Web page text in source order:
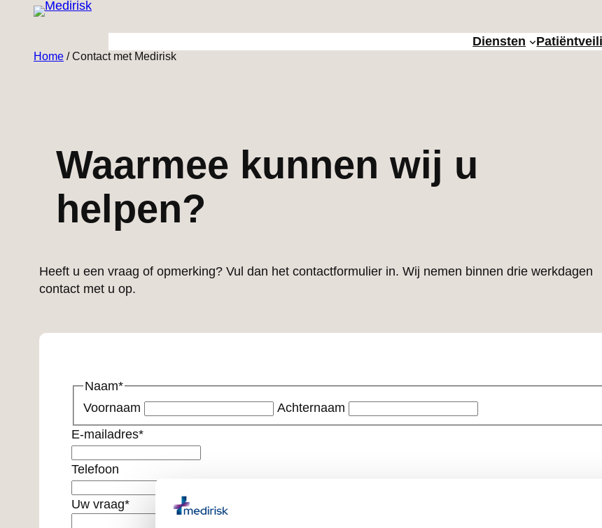
inhoud
Diensten
Home /Contact met Medirisk
Waarmee kunnen wij u
helpen?
Heeft u een vraag of opmerking? Vul dan het contactformulier in. Wij nemen binnen drie werkdagen
contact met u op.
Naam*
Voornaam
Achternaam
E-mailadres*
Telefoon
Uw vraag*